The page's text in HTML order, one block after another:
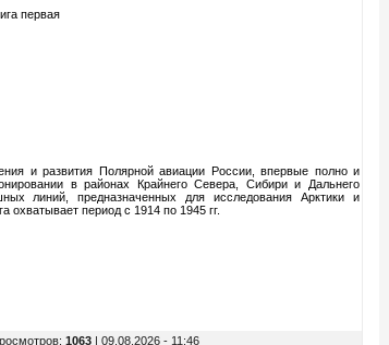
первая
и развития Полярной авиации России, впервые полно и
в районах Крайнего Севера, Сибири и Дальнего
линий, предназначенных для исследования Арктики и
охватывает период с 1914 по 1945 гг.
: 1063 | 09.08.2026 - 11:46